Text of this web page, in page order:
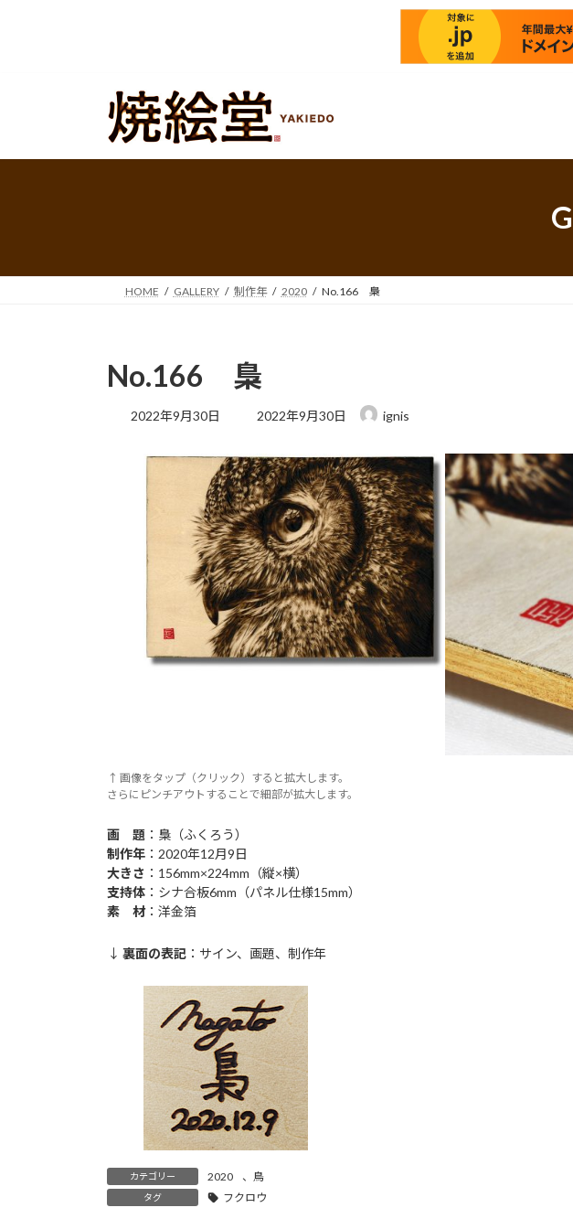
プ
動
HOME GALLERY 制作年 2020 No.166 梟
No.166 梟
2022年9月30日
最
新
日
時
:
2022年9月30日 ignis
↑ 画像をタップ（クリック）すると拡大します。
さらにピンチアウトすることで細部が拡大します。
画 題 ：梟（ふくろう）
制作年 ：2020年12月9日
大きさ ：156mm×224mm（縦×横）
支持体 ：シナ合板6mm（パネル仕様15mm）
素 材：洋金箔
↓ 裏面の表記 ：サイン、画題、制作年
カテゴリー 2020 、 鳥
タグ フクロウ